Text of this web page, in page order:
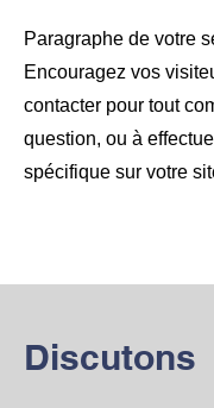
Paragraphe de votre
Encouragez vos
contacter pour tout
question, ou à
spécifique sur votre
Discutons